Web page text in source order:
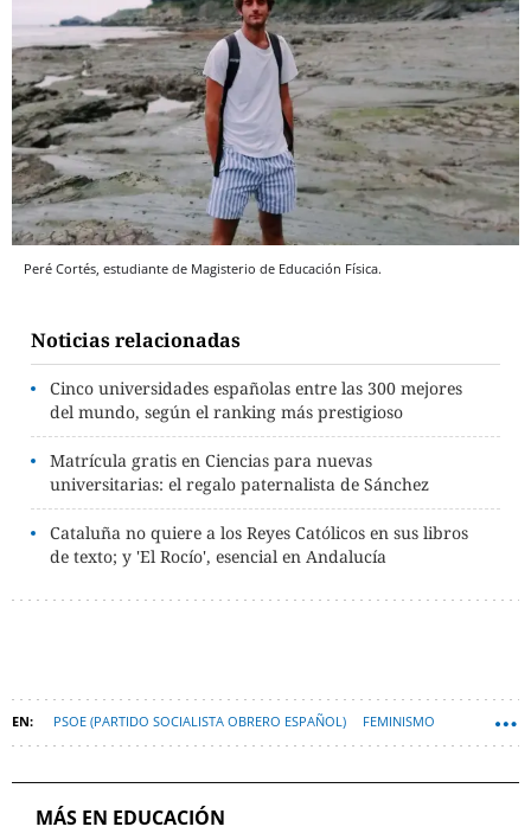
Peré Cortés, estudiante de Magisterio de Educación Física.
Noticias relacionadas
Cinco universidades españolas entre las 300 mejores
del mundo, según el ranking más prestigioso
Matrícula gratis en Ciencias para nuevas
universitarias: el regalo paternalista de Sánchez
Cataluña no quiere a los Reyes Católicos en sus libros
de texto; y 'El Rocío', esencial en Andalucía
PSOE (PARTIDO SOCIALISTA OBRERO ESPAÑOL) FEMINISMO
MÁS EN EDUCACIÓN